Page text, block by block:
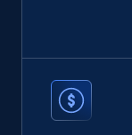
URL, ID, User
text, Date